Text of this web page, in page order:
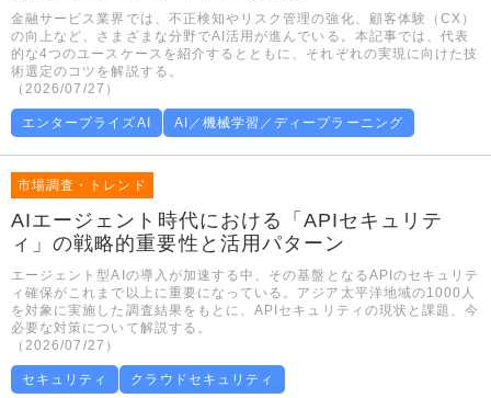
金融サービス業界では、不正検知やリスク管理の強化、顧客体験（CX）
の向上など、さまざまな分野でAI活用が進んでいる。本記事では、代表
的な4つのユースケースを紹介するとともに、それぞれの実現に向けた技
術選定のコツを解説する。
（2026/07/27）
エンタープライズAI AI／機械学習／ディープラーニング
市場調査・トレンド
AIエージェント時代における「APIセキュリテ
ィ」の戦略的重要性と活用パターン
エージェント型AIの導入が加速する中、その基盤となるAPIのセキュリテ
ィ確保がこれまで以上に重要になっている。アジア太平洋地域の1000人
を対象に実施した調査結果をもとに、APIセキュリティの現状と課題、今
必要な対策について解説する。
（2026/07/27）
セキュリティ クラウドセキュリティ